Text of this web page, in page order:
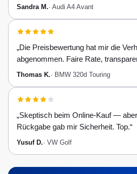
Sandra M.· Audi A4 Avant
„Die Preisbewertung hat mir die
abgenommen. Faire Rate,
Thomas K.· BMW 320d Touring
„Skeptisch beim Online-Kauf —
Rückgabe gab mir Sicherheit. Top.“
Yusuf D.· VW Golf